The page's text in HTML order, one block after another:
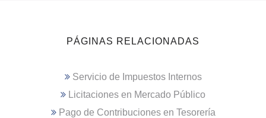
PÁGINAS RELACIONADAS
Servicio de Impuestos Internos
Licitaciones en Mercado Público
Pago de Contribuciones en Tesorería